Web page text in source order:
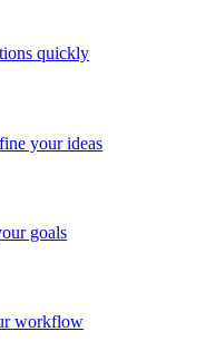
quickly
your ideas
goals
workflow